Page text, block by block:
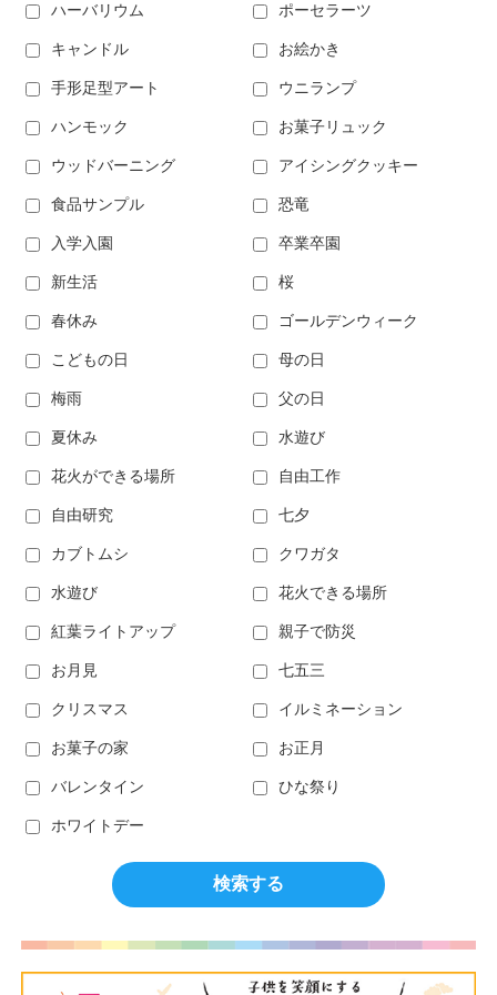
ハーバリウム ポーセラーツ
キャンドル お絵かき
手形足型アート ウニランプ
ハンモック お菓子リュック
ウッドバーニング アイシングクッキー
食品サンプル 恐竜
入学入園 卒業卒園
新生活 桜
春休み ゴールデンウィーク
こどもの日 母の日
梅雨 父の日
夏休み 水遊び
花火ができる場所 自由工作
自由研究 七夕
カブトムシ クワガタ
水遊び 花火できる場所
紅葉ライトアップ 親子で防災
お月見 七五三
クリスマス イルミネーション
お菓子の家 お正月
バレンタイン ひな祭り
ホワイトデー